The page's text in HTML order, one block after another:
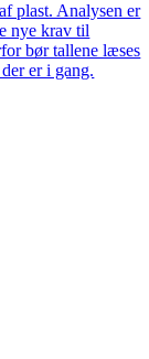
plast. Analysen er
nye krav til
bør tallene læses
er i gang.